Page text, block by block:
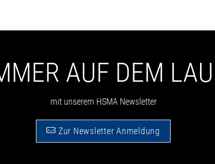
AUF DEM
mit unserem HSMA Newsletter
Zur Newsletter Anmeldung